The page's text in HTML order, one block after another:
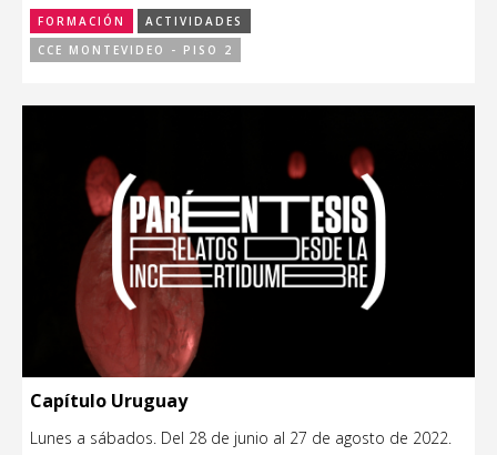
FORMACIÓN
ACTIVIDADES
CCE MONTEVIDEO - PISO 2
Capítulo Uruguay
Lunes a sábados. Del 28 de junio al 27 de agosto de 2022.